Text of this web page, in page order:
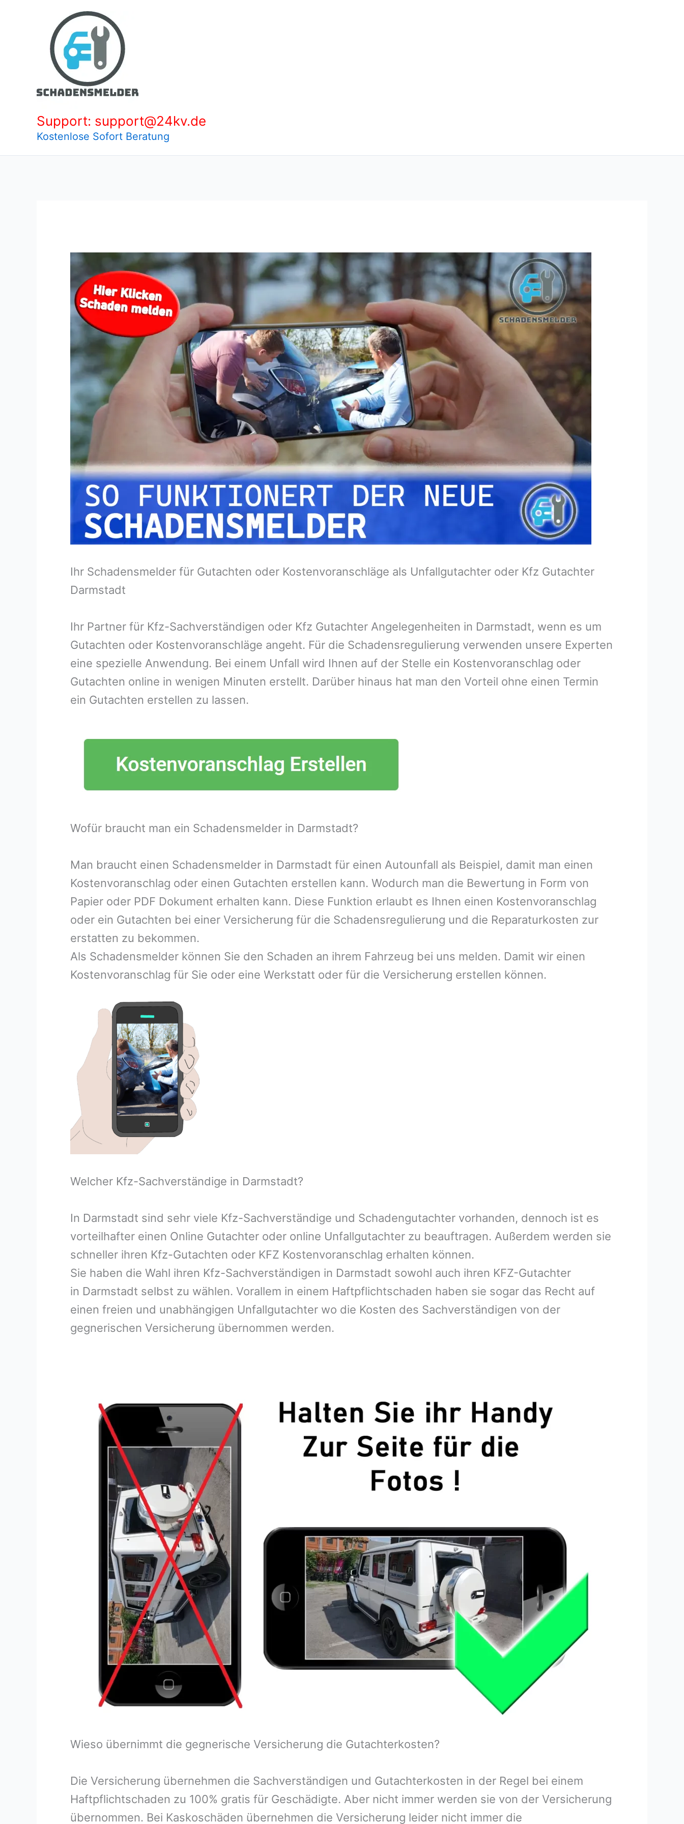
Support: support@24kv.de
Kostenlose Sofort Beratung
Ihr Schadensmelder für Gutachten oder Kostenvoranschläge als Unfallgutachter oder Kfz Gutachter
Darmstadt
Ihr Partner für Kfz-Sachverständigen oder Kfz Gutachter Angelegenheiten in Darmstadt, wenn es um
Gutachten oder Kostenvoranschläge angeht. Für die Schadensregulierung verwenden unsere Experten
eine spezielle Anwendung. Bei einem Unfall wird Ihnen auf der Stelle ein Kostenvoranschlag oder
Gutachten online in wenigen Minuten erstellt. Darüber hinaus hat man den Vorteil ohne einen Termin
ein Gutachten erstellen zu lassen.
Wofür braucht man ein Schadensmelder in Darmstadt?
Man braucht einen Schadensmelder in Darmstadt für einen Autounfall als Beispiel, damit man einen
Kostenvoranschlag oder einen Gutachten erstellen kann. Wodurch man die Bewertung in Form von
Papier oder PDF Dokument erhalten kann. Diese Funktion erlaubt es Ihnen einen Kostenvoranschlag
oder ein Gutachten bei einer Versicherung für die Schadensregulierung und die Reparaturkosten zur
erstatten zu bekommen.
Als Schadensmelder können Sie den Schaden an ihrem Fahrzeug bei uns melden. Damit wir einen
Kostenvoranschlag für Sie oder eine Werkstatt oder für die Versicherung erstellen können.
Welcher Kfz-Sachverständige in Darmstadt?
In Darmstadt sind sehr viele Kfz-Sachverständige und Schadengutachter vorhanden, dennoch ist es
vorteilhafter einen Online Gutachter oder online Unfallgutachter zu beauftragen. Außerdem werden sie
schneller ihren Kfz-Gutachten oder KFZ Kostenvoranschlag erhalten können.
Sie haben die Wahl ihren Kfz-Sachverständigen in Darmstadt sowohl auch ihren KFZ-Gutachter
in Darmstadt selbst zu wählen. Vorallem in einem Haftpflichtschaden haben sie sogar das Recht auf
einen freien und unabhängigen Unfallgutachter wo die Kosten des Sachverständigen von der
gegnerischen Versicherung übernommen werden.
Wieso übernimmt die gegnerische Versicherung die Gutachterkosten?
Die Versicherung übernehmen die Sachverständigen und Gutachterkosten in der Regel bei einem
Haftpflichtschaden zu 100% gratis für Geschädigte. Aber nicht immer werden sie von der Versicherung
übernommen. Bei Kaskoschäden übernehmen die Versicherung leider nicht immer die